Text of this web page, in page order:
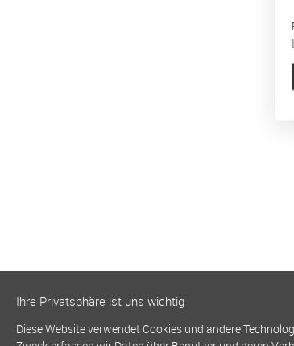
Ihre Privatsphäre ist uns wichtig
Diese Website verwendet Cookies und andere